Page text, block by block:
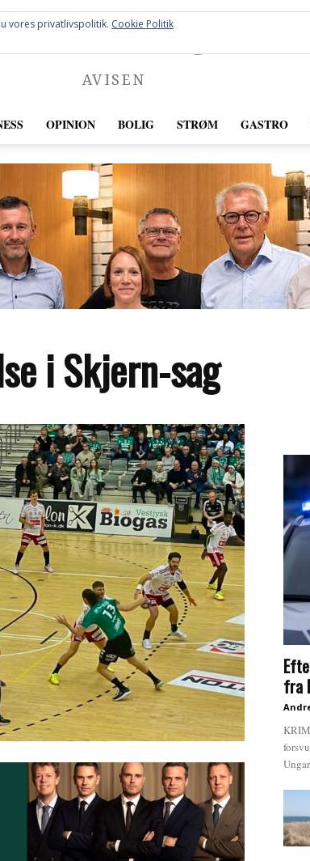
AVISEN
OPINION BOLIG STRØM GASTRO
i Skjern-sag
fra
vores privatlivspolitik. Cookie Politik